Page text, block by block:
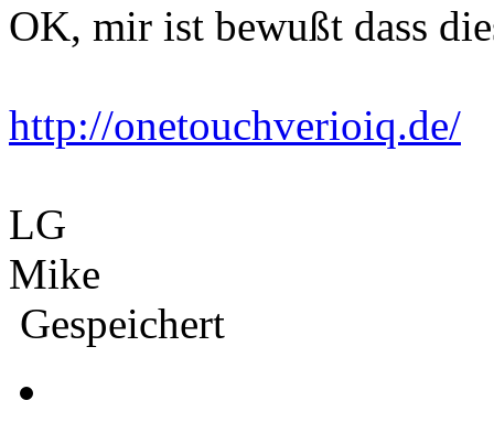
OK, mir ist bewußt dass
http://onetouchverioiq.de/
LG
Mike
Gespeichert